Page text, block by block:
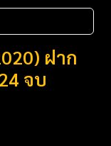
ฝาก
จบ